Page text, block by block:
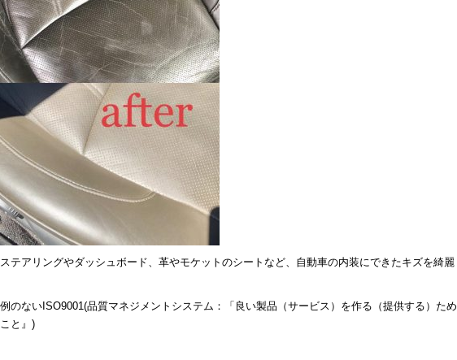
テアリングやダッシュボード、革やモケットのシートなど、自動車の内装にできたキズを綺麗
のないISO9001(品質マネジメントシステム：「良い製品（サービス）を作る（提供する）ため
と』)